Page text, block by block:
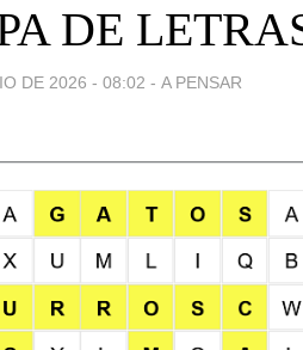
DE
DE 2026 - 08:02 - A PENSAR